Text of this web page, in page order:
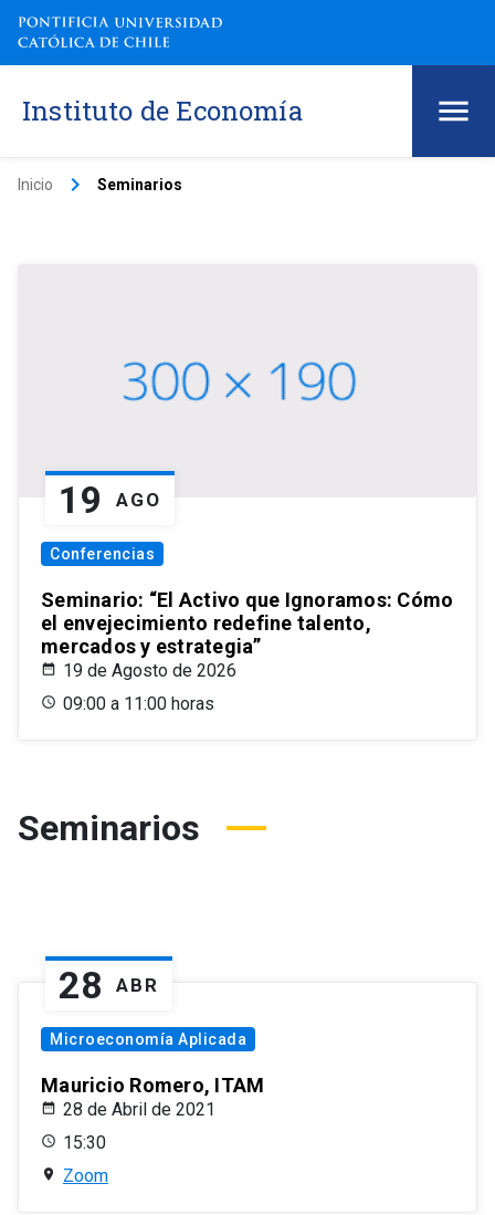
Instituto de Economía
Inicio keyboard_arrow_right Seminarios
19 AGO
Conferencias
Seminario: “El Activo que Ignoramos: Cómo
el envejecimiento redefine talento,
mercados y estrategia”
19 de Agosto de 2026
09:00 a 11:00 horas
Seminarios
28 ABR
Microeconomía Aplicada
Mauricio Romero, ITAM
28 de Abril de 2021
15:30
Zoom